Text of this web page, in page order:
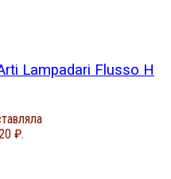
Lampadari Flusso H
₽.